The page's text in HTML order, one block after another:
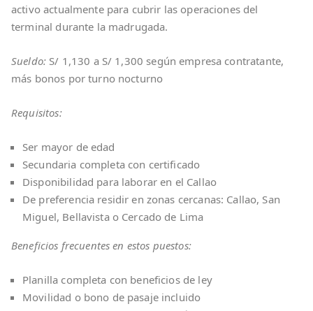
activo actualmente para cubrir las operaciones del
terminal durante la madrugada.
Sueldo: S/ 1,130 a S/ 1,300 según empresa contratante,
más bonos por turno nocturno
Requisitos:
Ser mayor de edad
Secundaria completa con certificado
Disponibilidad para laborar en el Callao
De preferencia residir en zonas cercanas: Callao, San
Miguel, Bellavista o Cercado de Lima
Beneficios frecuentes en estos puestos:
Planilla completa con beneficios de ley
Movilidad o bono de pasaje incluido